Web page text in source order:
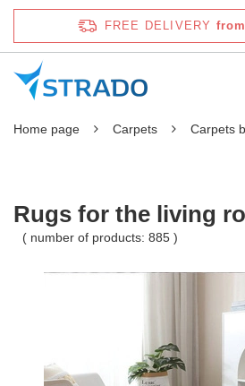
FREE DELIVERY
Home page Carpets Carpets
Rugs for the living
( number of products: 885 )